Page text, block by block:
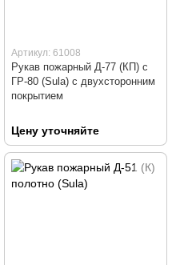
Артикул: 61008
Рукав пожарный Д-77 (КП) с
ГР-80 (Sula) с двухсторонним
покрытием
Цену уточняйте